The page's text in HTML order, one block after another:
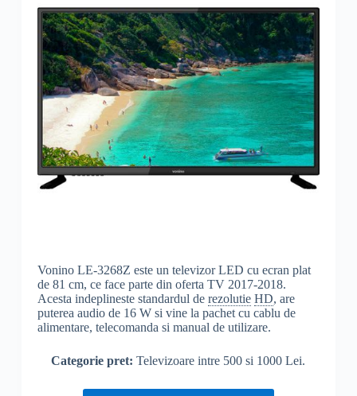
Vonino LE-3268Z este un televizor LED cu ecran plat
de 81 cm, ce face parte din oferta TV 2017-2018.
Acesta indeplineste standardul de rezolutie HD, are
puterea audio de 16 W si vine la pachet cu cablu de
alimentare, telecomanda si manual de utilizare.
Categorie pret:Televizoare intre 500 si 1000 Lei.